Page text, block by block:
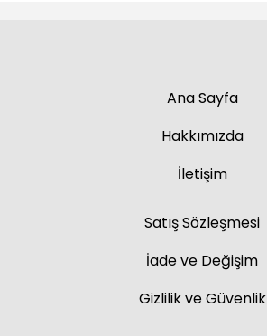
Ana Sayfa
Hakkımızda
İletişim
Satış Sözleşmesi
İade ve Değişim
Gizlilik ve Güvenlik